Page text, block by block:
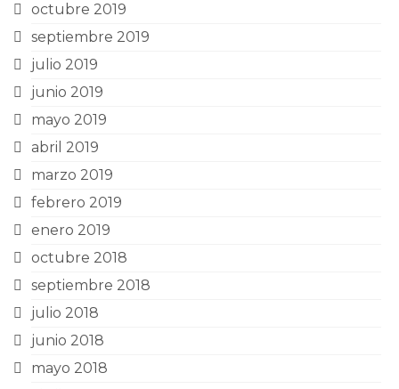
octubre 2019
septiembre 2019
julio 2019
junio 2019
mayo 2019
abril 2019
marzo 2019
febrero 2019
enero 2019
octubre 2018
septiembre 2018
julio 2018
junio 2018
mayo 2018